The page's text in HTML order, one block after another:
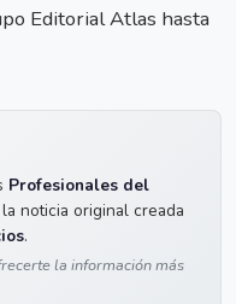
Editorial Atlas hasta
Profesionales del
noticia original creada
.
la información más